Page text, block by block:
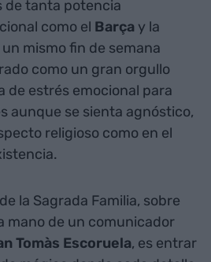
de tanta potencia
como el Barça y la
un mismo fin de semana
como un gran orgullo
de estrés emocional para
aunque se sienta agnóstico,
religioso como en el
la Sagrada Familia, sobre
mano de un comunicador
Tomàs Escoruela, es entrar